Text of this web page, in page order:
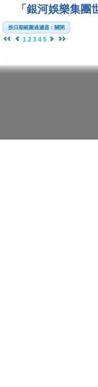
「銀河娛樂集
按日期範圍過濾器：關閉
1 2 3 4 5